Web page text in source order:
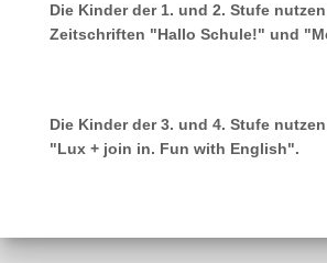
Die Kinder der 1. und 2. Stufe
Zeitschriften "Hallo Schule!" und
Die Kinder der 3. und 4. Stufe
"Lux + join in. Fun with English".